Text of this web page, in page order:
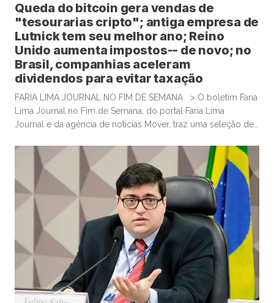
Queda do bitcoin gera vendas de
"tesourarias cripto"; antiga empresa de
Lutnick tem seu melhor ano; Reino
Unido aumenta impostos-- de novo; no
Brasil, companhias aceleram
dividendos para evitar taxação
FARIA LIMA JOURNAL NO FIM DE SEMANA > O boletim Faria
Lima Journal no Fim de Semana, do portal Faria Lima
Journal e da agência de notícias Mover, traz uma seleção de
algum tempo no sábado e domingo para leituras mais
aprofundadas de boas histórias e materiais informativos.
Empresas que acumulam bitcoin […]